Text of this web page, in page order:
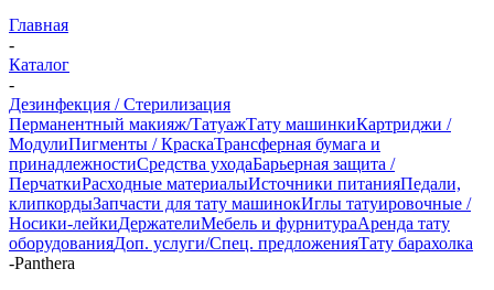
Главная
-
Каталог
-
Дезинфекция / Стерилизация
Перманентный макияж/ТатуажТату машинкиКартриджи /
МодулиПигменты / КраскаТрансферная бумага и
принадлежностиСредства уходаБарьерная защита /
ПерчаткиРасходные материалыИсточники питанияПедали,
клипкордыЗапчасти для тату машинокИглы татуировочные /
Носики-лейкиДержателиМебель и фурнитураАренда тату
оборудованияДоп. услуги/Спец. предложенияТату барахолка
-Panthera